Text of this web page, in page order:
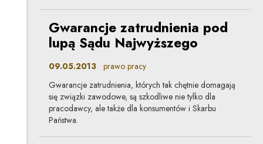
Gwarancje zatrudnienia pod
lupą Sądu Najwyższego
09.05.2013 prawo pracy
Gwarancje zatrudnienia, których tak chętnie domagają
się związki zawodowe, są szkodliwe nie tylko dla
pracodawcy, ale także dla konsumentów i Skarbu
Państwa.